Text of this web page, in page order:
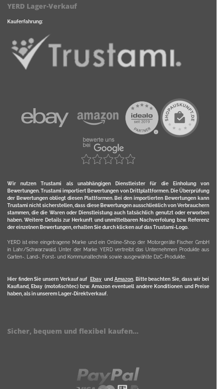
YERD Lager-Verkauf
Kauferfahrung:
Wir nutzen Trustami als unabhängigen Dienstleister für die Einholung von
Bewertungen. Trustami importiert Bewertungen von Drittplattformen. Die Überprüfung
der Bewertungen obliegt diesen Plattformen. Bei den importierten Bewertungen kann
Trustami nicht sicherstellen, dass diese Bewertungen ausschließlich von Verbrauchern
stammen, die die Waren oder Dienstleistung auch tatsächlich genutzt oder erworben
haben. Weitere Details zur Herkunft und unmittelbaren Nachverfolung bzw. Referenz
der einzelnen Bewertungen, erhalten Sie durch klicken auf das Trustami-Logo.
YERD ist eine eingetragene Marke und ein Online-Shop der Motorgeräte Fischer GmbH
in Lahr/Schwarzwald. Unter der Marke YERD vertreibt das Unternehmen Produkte aus
Garten-, Land-, Forst- und Kommunaltechnik sowie ausgewählte D2C-Produkte.
Hier finden Sie unsern Verkauf auf Ebayund Amazon. Bitte beachten Sie, dass wir bei
Kaufland, Ebay (motofischtec) bzw. Amazon eventuell andere Konditionen und Preise
haben, als in unserem Lager-Direktverkauf.
Sicher, bequem und flexibel kaufen...